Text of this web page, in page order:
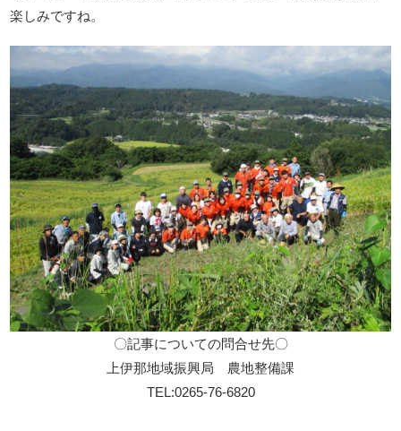
楽しみですね。
〇記事についての問合せ先〇
上伊那地域振興局 農地整備課
TEL:0265-76-6820